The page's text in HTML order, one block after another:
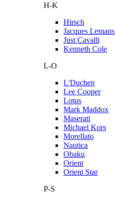
H-K
Hirsch
Jacques Lemans
Just Cavalli
Kenneth Cole
L-O
L'Duchen
Lee Cooper
Lotus
Mark Maddox
Maserati
Michael Kors
Morellato
Nautica
Obaku
Orient
Orient Star
P-S